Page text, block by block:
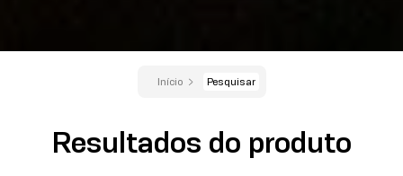
Início Pesquisar
Resultados do produto